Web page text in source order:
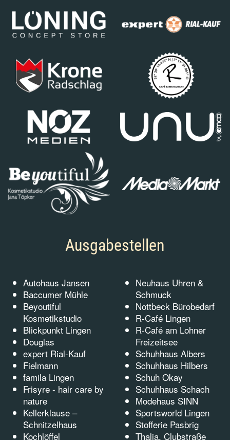
Ausgabestellen
Autohaus Jansen
Baccumer Mühle
Beyoutiful
Kosmetikstudio
Blickpunkt Lingen
Douglas
expert Rial-Kauf
Fielmann
famila Lingen
Frisyre - hair care by
nature
Kellerklause –
Schnitzelhaus
Kochlöffel
Neuhaus Uhren &
Schmuck
Nottbeck Bürobedarf
R-Café Lingen
R-Café am Lohner
Freizeitsee
Schuhhaus Albers
Schuhhaus Hilbers
Schuh Okay
Schuhhaus Schach
Modehaus SINN
Sportsworld Lingen
Stofferie Pasbrig
Thalia, Clubstraße